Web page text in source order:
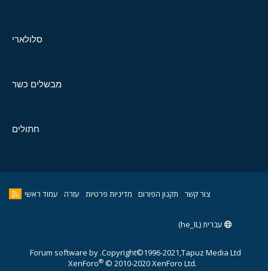
סלולארי
מבשלים כשר
חתולים
צור קשר תקנון הפורום מדיניות פרטיות עזרה עמוד ראשי
עברית (he_IL)
Copyright©1996-2021,Tapuz Media Ltd.
Forum software by
XenForo® © 2010-2020 XenForo Ltd.